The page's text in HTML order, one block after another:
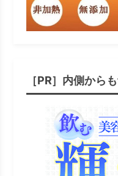
［PR］内側から